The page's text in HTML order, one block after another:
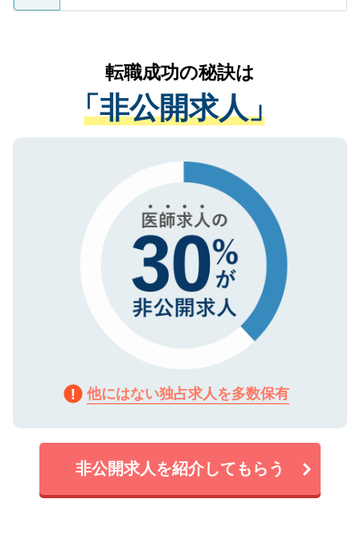
ているすべての個人データはご本人の許可
は、個人情報の取り扱いについての厳密な
管理基準を満たした事業者のみに付与され
る、プライバシーマークを取得済みです。
で、機密保持に関してもご安心ください。
かがいして、現在の医療機関の状況や紹介
経験をまじえながら、適切なアドバイスを
させていただきます。すぐにご転職をされ
ない方には、長期的なサポートが可能です
ので、まずはご登録ください。
転職成功の秘訣は
「非公開求人」
他にはない独占求人を多数保有
非公開求人を紹介してもらう